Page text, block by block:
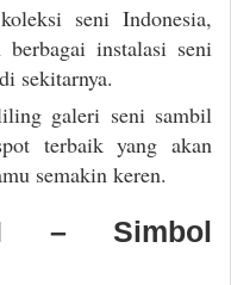
seni Indonesia,
instalasi seni
sekitarnya.
galeri seni sambil
terbaik yang akan
semakin keren.
– Simbol